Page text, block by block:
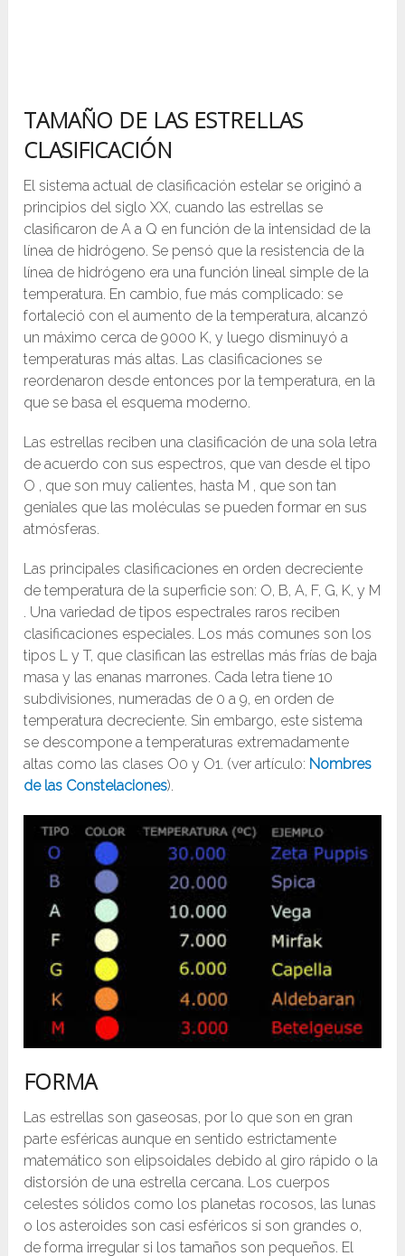
TAMAÑO DE LAS ESTRELLAS
CLASIFICACIÓN
El sistema actual de clasificación estelar se originó a
principios del siglo XX, cuando las estrellas se
clasificaron de A a Q en función de la intensidad de la
línea de hidrógeno. Se pensó que la resistencia de la
línea de hidrógeno era una función lineal simple de la
temperatura. En cambio, fue más complicado: se
fortaleció con el aumento de la temperatura, alcanzó
un máximo cerca de 9000 K, y luego disminuyó a
temperaturas más altas. Las clasificaciones se
reordenaron desde entonces por la temperatura, en la
que se basa el esquema moderno.
Las estrellas reciben una clasificación de una sola letra
de acuerdo con sus espectros, que van desde el tipo
O , que son muy calientes, hasta M , que son tan
geniales que las moléculas se pueden formar en sus
atmósferas.
Las principales clasificaciones en orden decreciente
de temperatura de la superficie son: O, B, A, F, G, K, y M
. Una variedad de tipos espectrales raros reciben
clasificaciones especiales. Los más comunes son los
tipos L y T, que clasifican las estrellas más frías de baja
masa y las enanas marrones. Cada letra tiene 10
subdivisiones, numeradas de 0 a 9, en orden de
temperatura decreciente. Sin embargo, este sistema
se descompone a temperaturas extremadamente
altas como las clases O0 y O1. (ver artículo: Nombres
de las Constelaciones).
FORMA
Las estrellas son gaseosas, por lo que son en gran
parte esféricas aunque en sentido estrictamente
matemático son elipsoidales debido al giro rápido o la
distorsión de una estrella cercana. Los cuerpos
celestes sólidos como los planetas rocosos, las lunas
o los asteroides son casi esféricos si son grandes o,
de forma irregular si los tamaños son pequeños. El